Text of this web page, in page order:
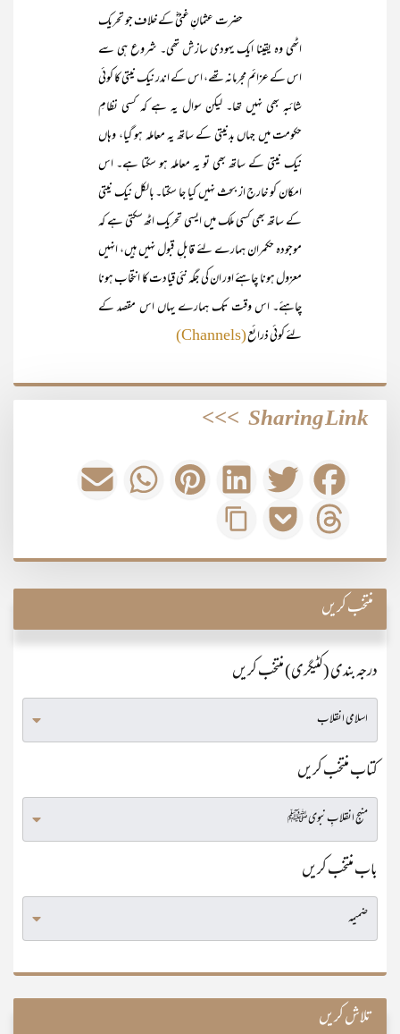
حضرت عثمانِ غنیؓ کے خلاف جو تحریک
اٹھی وہ یقینا ایک یہودی سازش تھی۔ شروع ہی سے
اس کے عزائم مجرمانہ تھے، اس کے اندر نیک نیتی کا کوئی
شائبہ بھی نہیں تھا۔ لیکن سوال یہ ہے کہ کسی نظامِ
حکومت میں جہاں بدنیتی کے ساتھ یہ معاملہ ہو گیا، وہاں
نیک نیتی کے ساتھ بھی تو یہ معاملہ ہو سکتا ہے۔ اس
امکان کو خارج از بحث نہیں کیا جا سکتا۔ بالکل نیک نیتی
کے ساتھ بھی کسی ملک میں ایسی تحریک اٹھ سکتی ہے کہ
موجودہ حکمران ہمارے لئے قابلِ قبول نہیں ہیں، انہیں
معزول ہونا چاہئے اور ان کی جگہ نئی قیادت کا انتخاب ہونا
چاہئے۔ اس وقت تک ہمارے یہاں اس مقصد کے
لئے کوئی ذرائع(Channels)
Sharing Link
>>>
منتخب کریں
درجہ بندی (کٹیگری) منتخب کریں
کتاب منتخب کریں
باب منتخب کریں
تلاش کریں